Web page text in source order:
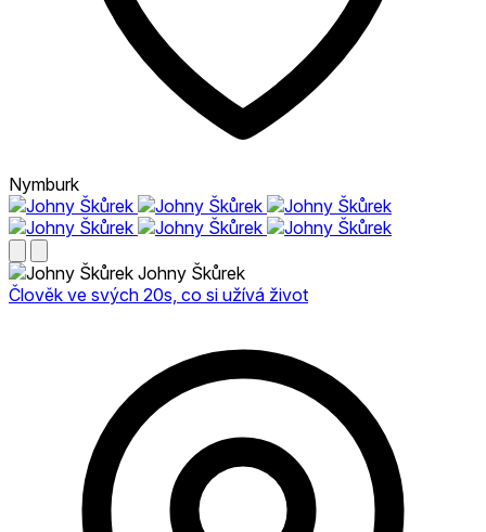
Nymburk
Johny Škůrek
Člověk ve svých 20s, co si užívá život